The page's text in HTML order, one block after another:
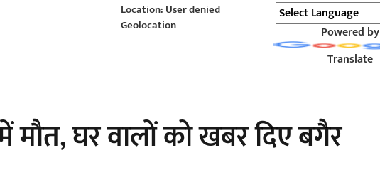
Location: User denied
Geolocation
Powered by
Translate
मौत, घर वालों को खबर दिए बगैर